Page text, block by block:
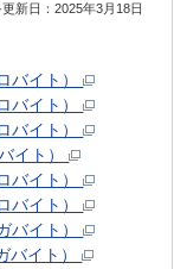
更新日：2025年3月18日
バイト）
バイト）
バイト）
イト）
バイト）
バイト）
バイト）
バイト）